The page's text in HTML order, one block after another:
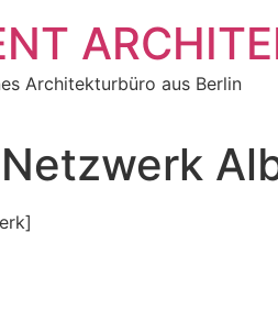
Architekturbüro aus Berlin